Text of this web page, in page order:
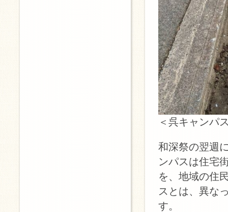
＜呉キャンパ
和深祭の翌週
ンパスは住宅
を、地域の住
スとは、異な
す。